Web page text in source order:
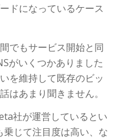
ドになっているケース
でもサービス開始と同
がいくつかありました
を維持して既存のビッ
はあまり聞きません。
社が運営しているとい
じて注目度は高い、な